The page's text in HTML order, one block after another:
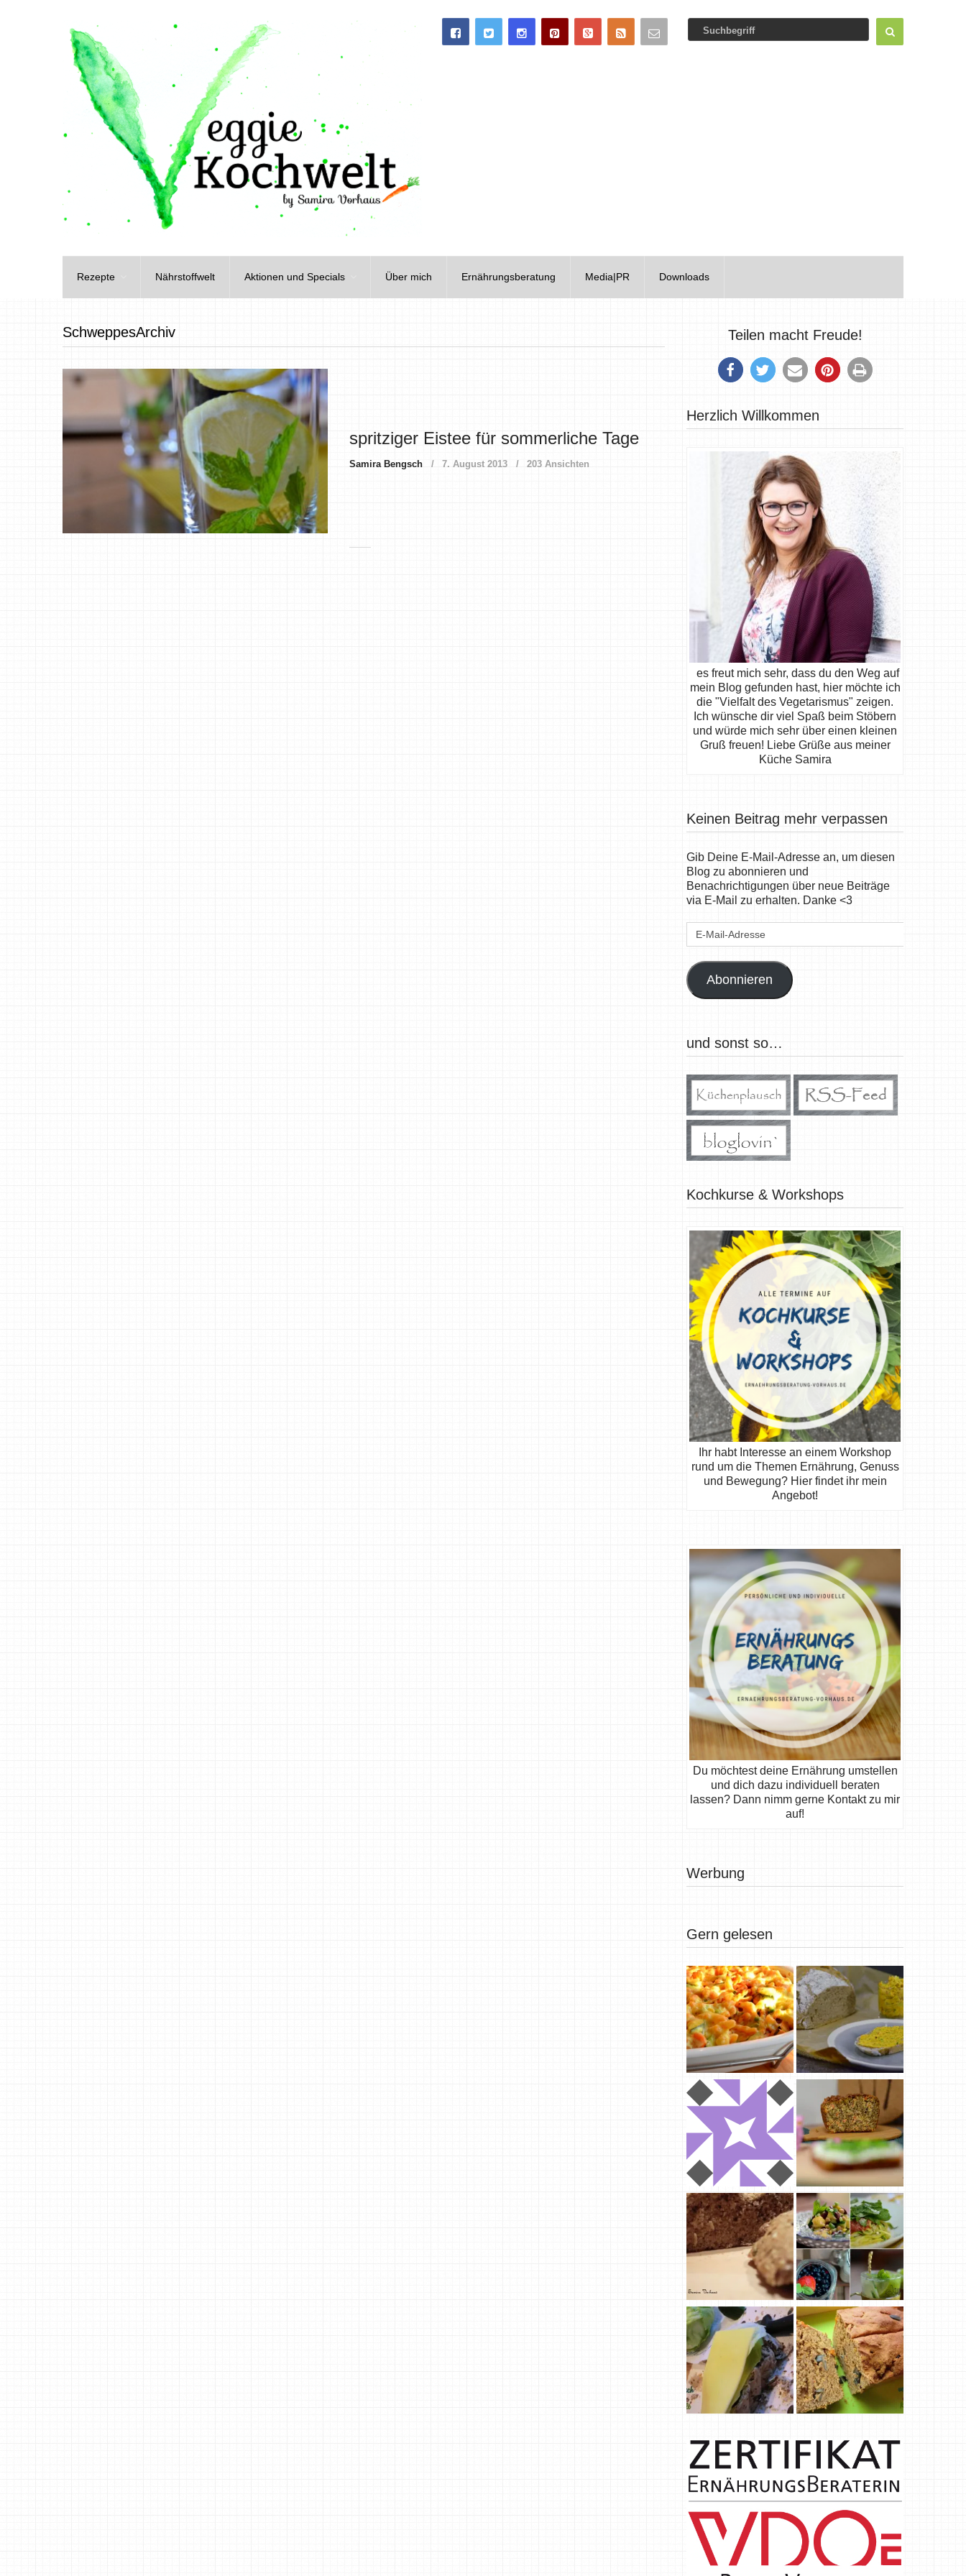
Rezepte Nährstoffwelt Aktionen und Specials Über mich Ernährungsberatung Media|PR Downloads
SchweppesArchiv
spritziger Eistee für sommerliche Tage
Samira Bengsch 7. August 2013 203 Ansichten
Teilen macht Freude!
Herzlich Willkommen
es freut mich sehr, dass du den Weg auf
mein Blog gefunden hast, hier möchte ich
die "Vielfalt des Vegetarismus" zeigen.
Ich wünsche dir viel Spaß beim Stöbern
und würde mich sehr über einen kleinen
Gruß freuen! Liebe Grüße aus meiner
Küche Samira
Keinen Beitrag mehr verpassen
Gib Deine E-Mail-Adresse an, um diesen
Blog zu abonnieren und
Benachrichtigungen über neue Beiträge
via E-Mail zu erhalten. Danke <3
E-
Abonnieren
und sonst so…
Kochkurse & Workshops
Ihr habt Interesse an einem Workshop
rund um die Themen Ernährung, Genuss
und Bewegung? Hier findet ihr mein
Angebot!
Du möchtest deine Ernährung umstellen
und dich dazu individuell beraten
lassen? Dann nimm gerne Kontakt zu mir
auf!
Werbung
Gern gelesen